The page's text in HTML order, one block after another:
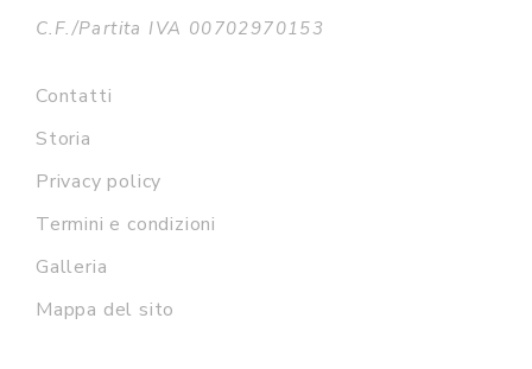
C.F./Partita IVA 00702970153
Contatti
Storia
Privacy policy
Termini e condizioni
Galleria
Mappa del sito